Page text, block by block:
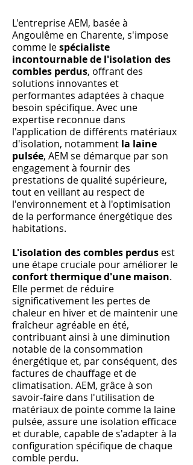
L'entreprise AEM, basée à
Angoulême en Charente, s'impose
comme lespécialiste
incontournable de l'isolation des
combles perdus, offrant des
solutions innovantes et
performantes adaptées à chaque
besoin spécifique. Avec une
expertise reconnue dans
l'application de différents matériaux
d'isolation, notamment la laine
pulsée, AEM se démarque par son
engagement à fournir des
prestations de qualité supérieure,
tout en veillant au respect de
l'environnement et à l'optimisation
de la performance énergétique des
habitations.
L'isolation des combles perdus est
une étape cruciale pour améliorer le
confort thermique d'une maison.
Elle permet de réduire
significativement les pertes de
chaleur en hiver et de maintenir une
fraîcheur agréable en été,
contribuant ainsi à une diminution
notable de la consommation
énergétique et, par conséquent, des
factures de chauffage et de
climatisation. AEM, grâce à son
savoir-faire dans l'utilisation de
matériaux de pointe comme la laine
pulsée, assure une isolation efficace
et durable, capable de s'adapter à la
configuration spécifique de chaque
comble perdu.